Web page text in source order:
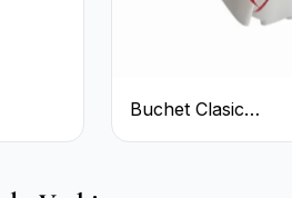
Buchet Clasic
Trandafiri Roșii și